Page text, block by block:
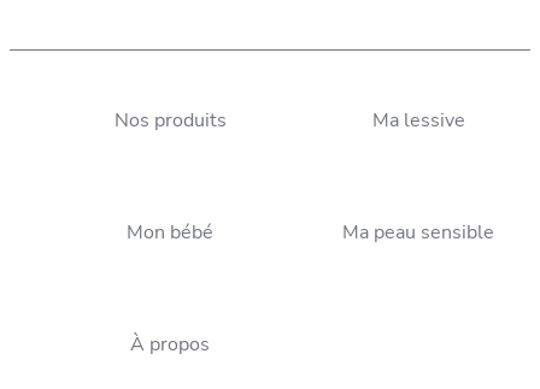
Nos produits Ma lessive
Mon bébé Ma peau sensible
À propos